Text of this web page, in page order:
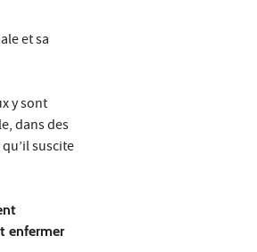
et sa
y sont
dans des
suscite
enfermer